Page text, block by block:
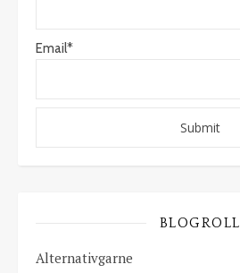
Email*
BLOGROLL
Alternativgarne